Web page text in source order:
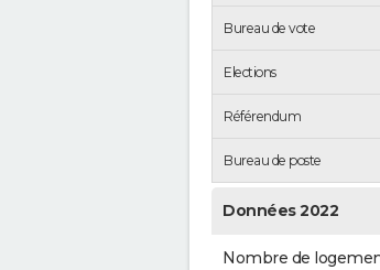
Bureau de vote
Elections
Référendum
Bureau de poste
Données 2022
Nombre de